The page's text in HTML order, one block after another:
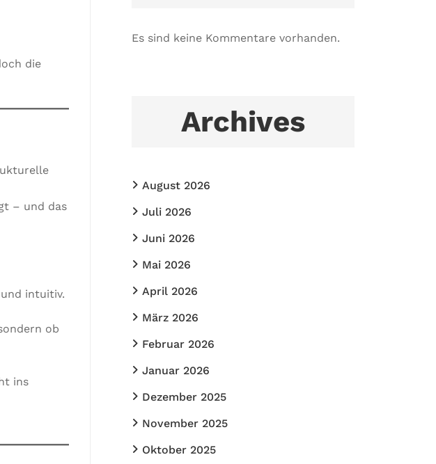
die
– und das
intuitiv.
ob
ins
Es sind keine Kommentare vorhanden.
Archives
August 2026
Juli 2026
Juni 2026
Mai 2026
April 2026
März 2026
Februar 2026
Januar 2026
Dezember 2025
November 2025
Oktober 2025